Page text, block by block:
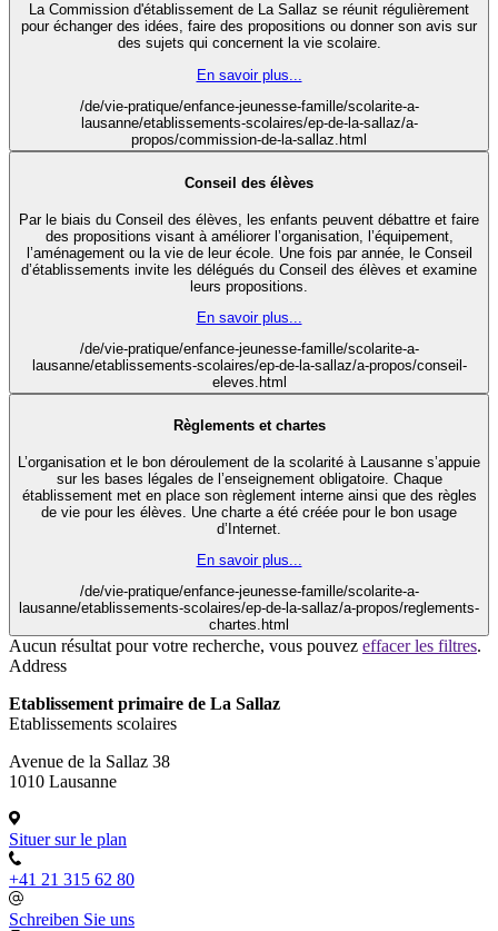
La Commission d'établissement de La Sallaz se réunit régulièrement
pour échanger des idées, faire des propositions ou donner son avis sur
des sujets qui concernent la vie scolaire.
En savoir plus...
/de/vie-pratique/enfance-jeunesse-famille/scolarite-a-
lausanne/etablissements-scolaires/ep-de-la-sallaz/a-
propos/commission-de-la-sallaz.html
Conseil des élèves
Par le biais du Conseil des élèves, les enfants peuvent débattre et faire
des propositions visant à améliorer l’organisation, l’équipement,
l’aménagement ou la vie de leur école. Une fois par année, le Conseil
d’établissements invite les délégués du Conseil des élèves et examine
leurs propositions.
En savoir plus...
/de/vie-pratique/enfance-jeunesse-famille/scolarite-a-
lausanne/etablissements-scolaires/ep-de-la-sallaz/a-propos/conseil-
eleves.html
Règlements et chartes
L’organisation et le bon déroulement de la scolarité à Lausanne s’appuie
sur les bases légales de l’enseignement obligatoire. Chaque
établissement met en place son règlement interne ainsi que des règles
de vie pour les élèves. Une charte a été créée pour le bon usage
d’Internet.
En savoir plus...
/de/vie-pratique/enfance-jeunesse-famille/scolarite-a-
lausanne/etablissements-scolaires/ep-de-la-sallaz/a-propos/reglements-
chartes.html
Aucun résultat pour votre recherche, vous pouvez effacer les filtres.
Address
Etablissement primaire de La Sallaz
Etablissements scolaires
Avenue de la Sallaz 38
1010 Lausanne
Situer sur le plan
+41 21 315 62 80
Schreiben Sie uns